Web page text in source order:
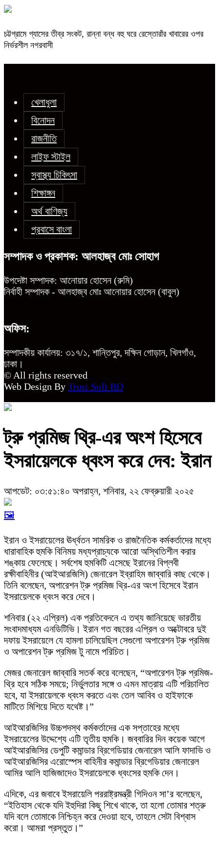
চট্টগ্রামে গ্যাসের তীব্র সংকট, রান্না বন্ধ বহু ঘরে রেস্তোরাঁর খাবারের ওপর
নির্ভরশীল নগরবাসী
খেলাধুলা
বিনোদন
রাজনীতি
লাইফ স্টাইল
স্বাস্থ্য চিকিৎসা
শিক্ষাঙ্গন
অর্থ বাণিজ্য
প্রবাসে বাংলা
সম্পাদক ও প্রকাশক: আলহাজ্ব মোঃ সোহাগ
উপদেষ্টা সম্পাদক: আনোয়ার হোসেন (রুমি)
নির্বাহী সম্পাদক - আলহাজ্ব মোঃ আনোয়ার হোসেন (বাবুল)
অফিস:
সম্পাদকীয় কার্যালয়: ৩১৭/১, শান্তিপুর, দক্ষিন গোড়ান, খিলগাঁও,
ঢাকা।
© All rights reserved
Web Design By Trust Soft BD
ট্রু প্রমিজ থ্রি-এর অংশ হিসেবে
ইসরায়েলকে ধ্বংস করে দেব: ইরান
আপডেট: ০৩:৫১:৪০ অপরাহ্ন, শনিবার, ২২ ফেব্রুয়ারী ২০২৫
🖼️
ইরান ও ইসরায়েলের ঊর্ধ্বতন সামরিক ও রাজনৈতিক কর্মকর্তাদের মধ্যে
ধারাবাহিক হুমকি বিনিময় মধ্যপ্রাচ্যকে আরো অস্থিতিশীল করার
শঙ্কায় ফেলেছে। সর্বশেষ হুমকিটি এসেছে ইরানের বিপ্লবী
রক্ষীবাহিনীর (আইআরজিসি) জেনারেল ইব্রাহিম জাব্বারি কাছ থেকে।
তিনি বলেছেন, অপারেশন ট্রু প্রমিজ থ্রি-এর অংশ হিসেবে ইরান
ইসরায়েলকে ধ্বংস করে দেবে।
শনিবার (২২ এপ্রিল) এক প্রতিবেদনে এ তথ্য জানিয়েছে ভারতীয়
সংবাদমাধ্যম এনডিটিভি। ইরান গত বছরের এপ্রিল ও অক্টোবরে দুই
দফায় ইসরায়েলে যে হামলা চালিয়েছিল সেগুলো অপারেশন ট্রু প্রমিজ
ও অপারেশন ট্রু প্রমিজ টু নামে পরিচিত।
মেজর জেনারেল জাব্বারি সতর্ক করে বলেছেন, “অপারেশন ট্রু প্রমিজ-
থ্রি হবে সঠিক সময়ে; নির্ভুলতার সঙ্গে ও এমন মাত্রায় এটি পরিচালিত
হবে, যা ইসরায়েলকে ধ্বংস করতে এবং তেল আবিব ও হাইফাকে
মাটিতে মিশিয়ে দিতে যথেষ্ট।”
আইআরজিসির উচ্চপদস্থ কর্মকর্তাদের এক সপ্তাহের মধ্যে
ইসরায়েলের উদ্দেশ্যে এটি তৃতীয় হুমকি। জব্বারির দিন কয়েক আগে
আইআরজিসির ডেপুটি কমান্ডার ব্রিগেডিয়ার জেনারেল আলি ফাদাভি ও
আইআরজিসির এরোস্পেস বাহিনীর কমান্ডার ব্রিগেডিয়ার জেনারেল
আমির আলি হাজিজাদেও ইসরায়েলকে ধ্বংসের হুমকি দেন।
এদিকে, এর জবাবে ইসরায়েলি পররাষ্ট্রমন্ত্রী গিদিওন সা’র বলেছেন,
“ইতিহাস থেকে যদি ইহুদিরা কিছু শিখে থাকে, তা হলো তোমার শত্রু
যদি বলে তোমাকে নিশ্চিহ্ন করে দেওয়া হবে, তাহলে সেটা বিশ্বাস
করো। আমরা প্রস্তুত।”